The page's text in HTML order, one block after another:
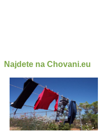
Najdete na Chovani.eu